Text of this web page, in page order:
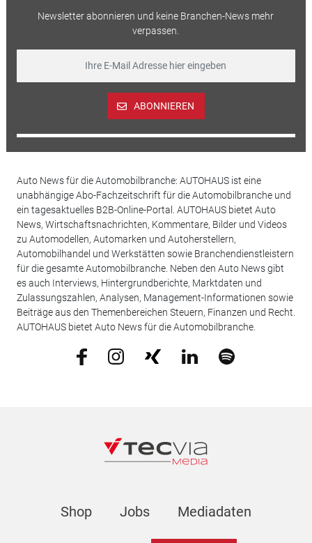
Newsletter abonnieren und keine Branchen-News mehr
verpassen.
ABONNIEREN
Auto News für die Automobilbranche: AUTOHAUS ist eine
unabhängige Abo-Fachzeitschrift für die Automobilbranche und
ein tagesaktuelles B2B-Online-Portal. AUTOHAUS bietet Auto
News, Wirtschaftsnachrichten, Kommentare, Bilder und Videos
zu Automodellen, Automarken und Autoherstellern,
Automobilhandel und Werkstätten sowie Branchendienstleistern
für die gesamte Automobilbranche. Neben den Auto News gibt
es auch Interviews, Hintergrundberichte, Marktdaten und
Zulassungszahlen, Analysen, Management-Informationen sowie
Beiträge aus den Themenbereichen Steuern, Finanzen und Recht.
AUTOHAUS bietet Auto News für die Automobilbranche.
Shop Jobs Mediadaten